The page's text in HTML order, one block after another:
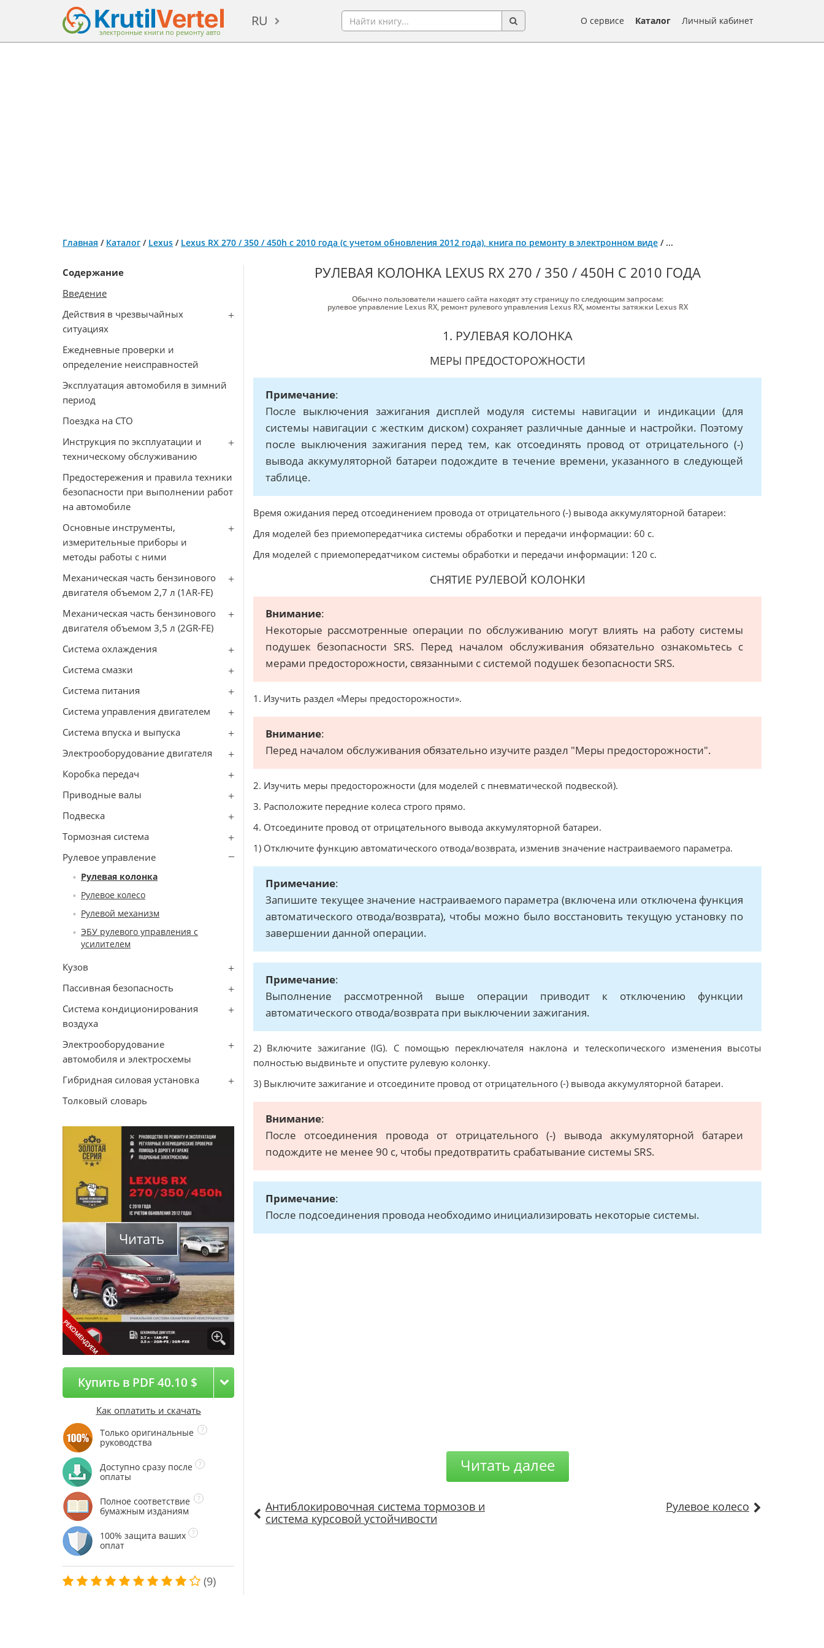
электронные книги по ремонту авто
RU О сервисе Каталог Личный кабинет
Главная / Каталог / Lexus / Lexus RX 270 / 350 / 450h с 2010 года (с учетом обновления 2012 года), книга по ремонту в электронном виде / ...
Содержание
Введение
Действия в чрезвычайных
ситуациях
Ежедневные проверки и
определение неисправностей
Эксплуатация автомобиля в зимний
период
Поездка на СТО
Инструкция по эксплуатации и
техническому обслуживанию
Предостережения и правила техники
безопасности при выполнении работ
на автомобиле
Основные инструменты,
измерительные приборы и
методы работы с ними
Механическая часть бензинового
двигателя объемом 2,7 л (1АR-FE)
Механическая часть бензинового
двигателя объемом 3,5 л (2GR-FE)
Система охлаждения
Система смазки
Система питания
Система управления двигателем
Система впуска и выпуска
Электрооборудование двигателя
Коробка передач
Приводные валы
Подвеска
Тормозная система
Рулевое управление
Рулевая колонка
Рулевое колесо
Рулевой механизм
ЭБУ рулевого управления с
усилителем
Кузов
Пассивная безопасность
Система кондиционирования
воздуха
Электрооборудование
автомобиля и электросхемы
Гибридная силовая установка
Толковый словарь
Читать
Купить в PDF 40.10 $
Как оплатить и скачать
Только оригинальные
руководства
Доступно сразу после
оплаты
Полное соответствие
бумажным изданиям
100% защита ваших
оплат
(9)
РУЛЕВАЯ КОЛОНКА LEXUS RX 270 / 350 / 450H С 2010 ГОДА
Обычно пользователи нашего сайта находят эту страницу по следующим запросам:
рулевое управление Lexus RX, ремонт рулевого управления Lexus RX, моменты затяжки Lexus RX
1. РУЛЕВАЯ КОЛОНКА
МЕРЫ ПРЕДОСТОРОЖНОСТИ
Примечание:
После выключения зажигания дисплей модуля системы навигации и индикации (для
системы навигации с жестким диском) сохраняет различные данные и настройки. Поэтому
после выключения зажигания перед тем, как отсоединять провод от отрицательного (-)
вывода аккумуляторной батареи подождите в течение времени, указанного в следующей
таблице.
Время ожидания перед отсоединением провода от отрицательного (-) вывода аккумуляторной батареи:
Для моделей без приемопередатчика системы обработки и передачи информации: 60 с.
Для моделей с приемопередатчиком системы обработки и передачи информации: 120 с.
СНЯТИЕ РУЛЕВОЙ КОЛОНКИ
Внимание:
Некоторые рассмотренные операции по обслуживанию могут влиять на работу системы
подушек безопасности SRS. Перед началом обслуживания обязательно ознакомьтесь с
мерами предосторожности, связанными с системой подушек безопасности SRS.
1. Изучить раздел «Меры предосторожности».
Внимание:
Перед началом обслуживания обязательно изучите раздел "Меры предосторожности".
2. Изучить меры предосторожности (для моделей с пневматической подвеской).
3. Расположите передние колеса строго прямо.
4. Отсоедините провод от отрицательного вывода аккумуляторной батареи.
1) Отключите функцию автоматического отвода/возврата, изменив значение настраиваемого параметра.
Примечание:
Запишите текущее значение настраиваемого параметра (включена или отключена функция
автоматического отвода/возврата), чтобы можно было восстановить текущую установку по
завершении данной операции.
Примечание:
Выполнение рассмотренной выше операции приводит к отключению функции
автоматического отвода/возврата при выключении зажигания.
2) Включите зажигание (IG). С помощью переключателя наклона и телескопического изменения высоты
полностью выдвиньте и опустите рулевую колонку.
3) Выключите зажигание и отсоедините провод от отрицательного (-) вывода аккумуляторной батареи.
Внимание:
После отсоединения провода от отрицательного (-) вывода аккумуляторной батареи
подождите не менее 90 с, чтобы предотвратить срабатывание системы SRS.
Примечание:
После подсоединения провода необходимо инициализировать некоторые системы.
Читать далее
Антиблокировочная система тормозов и
система курсовой устойчивости
Рулевое колесо